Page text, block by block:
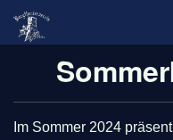
Im Sommer 2024